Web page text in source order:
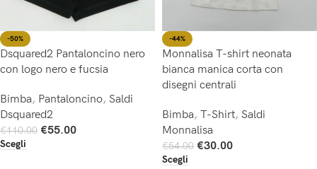
-50%
Dsquared2 Pantaloncino nero
con logo nero e fucsia
Bimba, Pantaloncino, Saldi
Dsquared2
€110.00 €55.00
Scegli
-44%
Monnalisa T-shirt neonata
bianca manica corta con
disegni centrali
Bimba, T-Shirt, Saldi
Monnalisa
€54.00 €30.00
Scegli